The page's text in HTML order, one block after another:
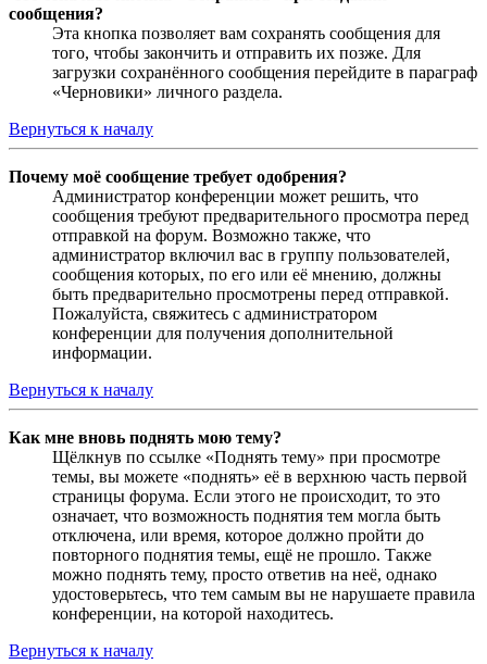
сообщения?
Эта кнопка позволяет вам сохранять сообщения для
того, чтобы закончить и отправить их позже. Для
загрузки сохранённого сообщения перейдите в параграф
«Черновики» личного раздела.
Вернуться к началу
Почему моё сообщение требует одобрения?
Администратор конференции может решить, что
сообщения требуют предварительного просмотра перед
отправкой на форум. Возможно также, что
администратор включил вас в группу пользователей,
сообщения которых, по его или её мнению, должны
быть предварительно просмотрены перед отправкой.
Пожалуйста, свяжитесь с администратором
конференции для получения дополнительной
информации.
Вернуться к началу
Как мне вновь поднять мою тему?
Щёлкнув по ссылке «Поднять тему» при просмотре
темы, вы можете «поднять» её в верхнюю часть первой
страницы форума. Если этого не происходит, то это
означает, что возможность поднятия тем могла быть
отключена, или время, которое должно пройти до
повторного поднятия темы, ещё не прошло. Также
можно поднять тему, просто ответив на неё, однако
удостоверьтесь, что тем самым вы не нарушаете правила
конференции, на которой находитесь.
Вернуться к началу